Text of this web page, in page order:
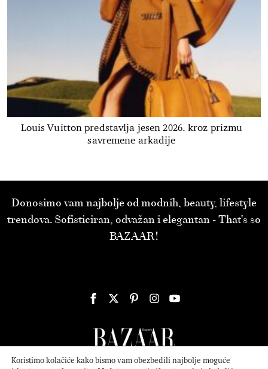
Louis Vuitton predstavlja jesen 2026. kroz prizmu
savremene arkadije
Donosimo vam najbolje od modnih, beauty, lifestyle
trendova. Sofisticiran, odvažan i elegantan - That’s so
BAZAAR!
Koristimo kolačiće kako bismo vam obezbedili najbolje moguće